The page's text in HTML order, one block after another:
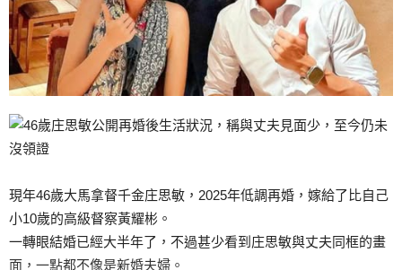
現年46歲大馬拿督千金庄思敏，2025年低調再婚，嫁給了比自己
小10歲的高級督察黃耀彬。
一轉眼結婚已經大半年了，不過甚少看到庄思敏與丈夫同框的畫
面，一點都不像是新婚夫婦。